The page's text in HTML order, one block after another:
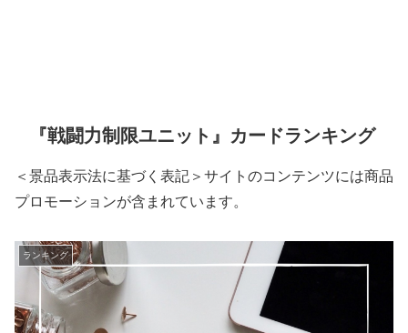
『戦闘力制限ユニット』カードランキング
＜景品表示法に基づく表記＞サイトのコンテンツには商品
プロモーションが含まれています。
ランキング